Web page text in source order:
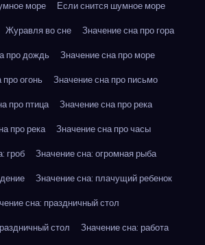
море
Если снится шумное море
Журавля во сне
Значение сна про гора
про дождь
Значение сна про море
огонь
Значение сна про письмо
про птица
Значение сна про река
про река
Значение сна про часы
гроб
Значение сна: огромная рыба
Значение сна: плачущий ребенок
сна: праздничный стол
стол
Значение сна: работа